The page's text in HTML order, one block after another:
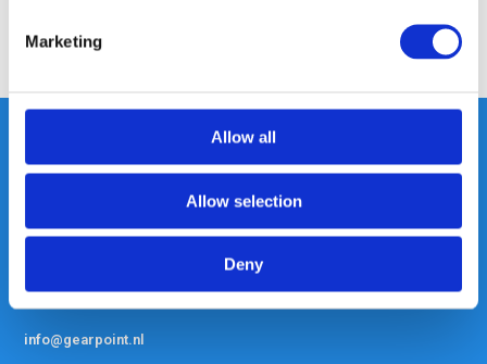
Marketing
Allow all
Allow selection
Deny
Delen
Heeft u vragen, neem gerust
contact met ons op.
info@gearpoint.nl